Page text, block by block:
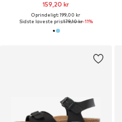
159,20 kr
Oprindeligt: 199,00 kr
Sidste laveste pris:179,10 kr-11%